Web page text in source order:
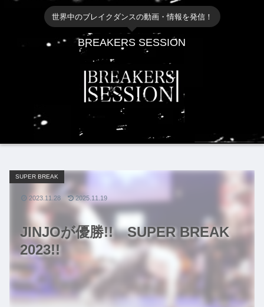
世界中のブレイクダンスの動画・情報を発信！
BREAKERS SESSION
JINJOが優勝!! SUPER BREAK
2023!!
SUPER BREAK
2023.11.28 2025.11.19